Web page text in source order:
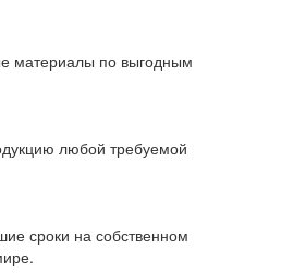
материалы по выгодным
любой требуемой
сроки на собственном